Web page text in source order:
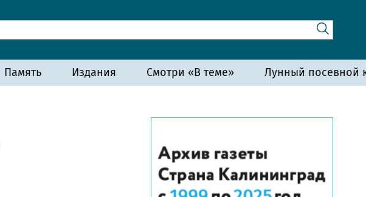
Память Издания Смотри «В теме» Лунный посевной